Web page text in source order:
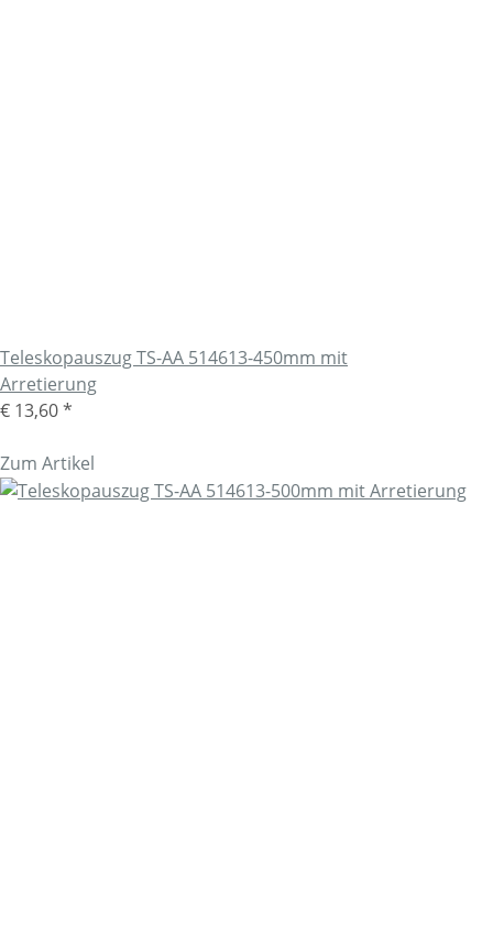
Teleskopauszug TS-AA 514613-450mm mit
Arretierung
€ 13,60*
Zum Artikel